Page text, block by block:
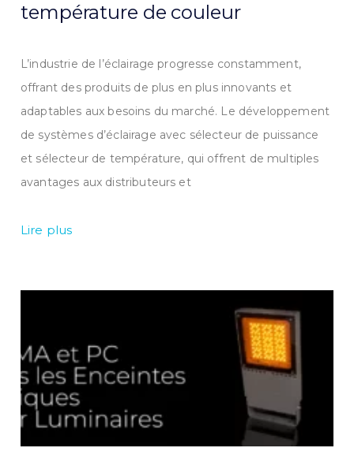
température de couleur
L’industrie de l’éclairage progresse constamment,
offrant des produits de plus en plus innovants et
adaptables aux besoins du marché. Le développement
de systèmes d’éclairage avec sélecteur de puissance
et sélecteur de température, qui offrent de multiples
avantages aux distributeurs et
Lire plus